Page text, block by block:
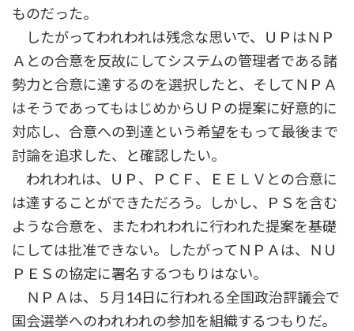
ものだった。
したがってわれわれは残念な思いで、ＵＰはＮＰ
Ａとの合意を反故にしてシステムの管理者である諸
勢力と合意に達するのを選択したと、そしてＮＰＡ
はそうであってもはじめからＵＰの提案に好意的に
対応し、合意への到達という希望をもって最後まで
討論を追求した、と確認したい。
われわれは、ＵＰ、ＰＣＦ、ＥＥＬＶとの合意に
は達することができただろう。しかし、ＰＳを含む
ような合意を、またわれわれに行われた提案を基礎
にしては批准できない。したがってＮＰＡは、ＮＵ
ＰＥＳの協定に署名するつもりはない。
ＮＰＡは、５月14日に行われる全国政治評議会で
国会選挙へのわれわれの参加を組織するつもりだ。